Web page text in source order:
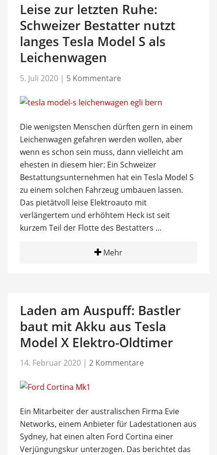
Leise zur letzten Ruhe:
Schweizer Bestatter nutzt
langes Tesla Model S als
Leichenwagen
5. Juli 2020 | 5 Kommentare
Die wenigsten Menschen dürften gern in einem
Leichenwagen gefahren werden wollen, aber
wenn es schon sein muss, dann vielleicht am
ehesten in diesem hier: Ein Schweizer
Bestattungsunternehmen hat ein Tesla Model S
zu einem solchen Fahrzeug umbauen lassen.
Das pietätvoll leise Elektroauto mit
verlängertem und erhöhtem Heck ist seit
kurzem Teil der Flotte des Bestatters …
Mehr
Laden am Auspuff: Bastler
baut mit Akku aus Tesla
Model X Elektro-Oldtimer
14. Februar 2020 | 2 Kommentare
Ein Mitarbeiter der australischen Firma Evie
Networks, einem Anbieter für Ladestationen aus
Sydney, hat einen alten Ford Cortina einer
Verjüngungskur unterzogen. Das berichtet das